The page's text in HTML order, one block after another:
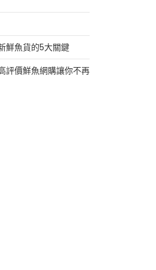
鮮魚貨的5大關鍵
評價鮮魚網購讓你不再